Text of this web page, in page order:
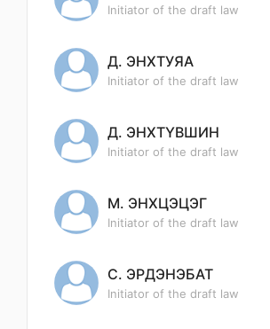
Initiator of the draft law
Д. ЭНХТУЯА
Initiator of the draft law
Д. ЭНХТҮВШИН
Initiator of the draft law
М. ЭНХЦЭЦЭГ
Initiator of the draft law
С. ЭРДЭНЭБАТ
Initiator of the draft law